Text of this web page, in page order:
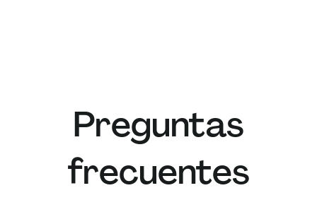
Preguntas
frecuentes